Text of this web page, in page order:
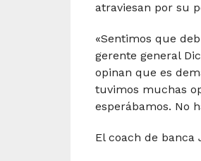
atraviesan por su
«Sentimos que
gerente general
opinan que es
tuvimos muchas
esperábamos. No
El coach de